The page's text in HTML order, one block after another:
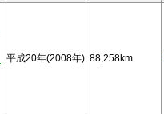
平成20年(2008年) 88,258km